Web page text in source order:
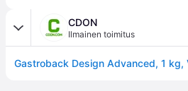
CDON
Ilmainen toimitus